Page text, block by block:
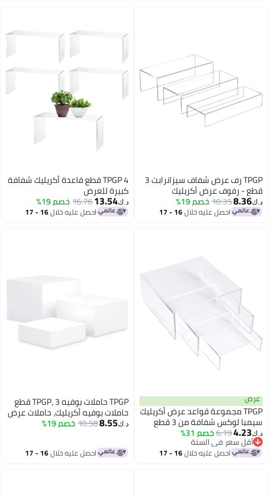
TPGP رف عرض شفاف سيزانرابت 3
قطع - رفوف عرض أكريليك
لشخصيات فنكو بوب والحقائب
د.ك‏8.36
10.35خصم 19%
احصل عليه خلال 16 - 17
TPGP 4 قطع قاعدة أكريليك شفافة
كبيرة للعرض
د.ك‏13.54
16.76خصم 19%
احصل عليه خلال 16 - 17
عرض
TPGP مجموعة قواعد عرض أكريليك
سيمبا لوكس شفافة من 3 قطع
بروفايل منخفض متوسط لعرض
الطعام، الكعك، الحلويات، الحلوى،
المجوهرات، التماثيل، الصور، الزينة
د.ك‏4.23
6.19خصم 31%
أقل سعر في السنة
أقل سعر في السنة
احصل عليه خلال 16 - 17
TPGP حاملات بوفيه TPGP، 3 قطع
حاملات بوفيه أكريليك، حاملات عرض
الحلويات، حامل مكعب للكعك،
المجوهرات، حفلات الزفاف والحفلات
د.ك‏8.55
10.58خصم 19%
احصل عليه خلال 16 - 17